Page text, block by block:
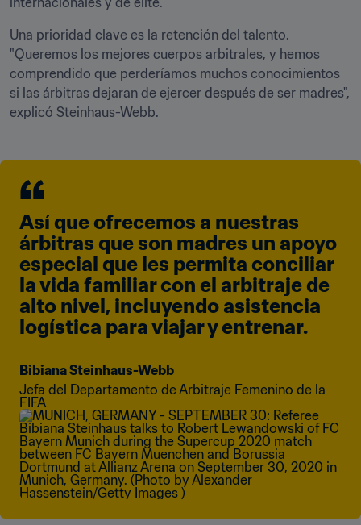
Una prioridad clave es la retención del talento.
"Queremos los mejores cuerpos arbitrales, y hemos
comprendido que perderíamos muchos conocimientos
si las árbitras dejaran de ejercer después de ser madres",
explicó Steinhaus-Webb.
Así que ofrecemos a nuestras
árbitras que son madres un apoyo
especial que les permita conciliar
la vida familiar con el arbitraje de
alto nivel, incluyendo asistencia
logística para viajar y entrenar.
Bibiana Steinhaus-Webb
Jefa del Departamento de Arbitraje Femenino de la
FIFA